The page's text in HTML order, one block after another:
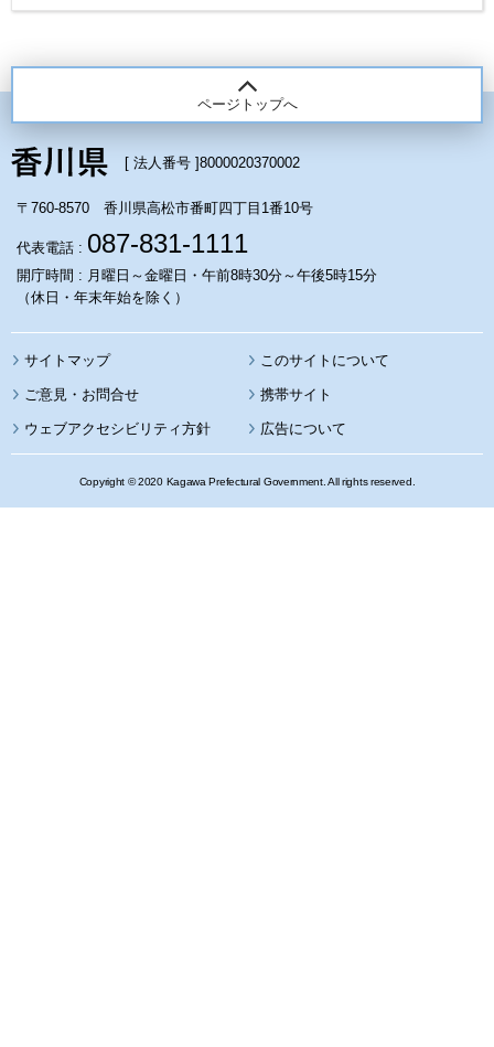
ページトップへ
[ 法人番号 ]8000020370002
〒760-8570 香川県高松市番町四丁目1番10号
代表電話 : 087-831-1111
開庁時間 : 月曜日～金曜日・午前8時30分～午後5時15分
（休日・年末年始を除く）
サイトマップ このサイトについて
携帯サイト
ウェブアクセシビリティ方針 広告について
Copyright © 2020 Kagawa Prefectural Government. All rights reserved.